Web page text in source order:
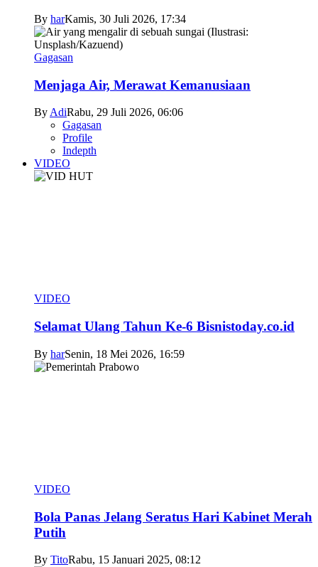
By harKamis, 30 Juli 2026, 17:34
Gagasan
Menjaga Air, Merawat Kemanusiaan
ByAdiRabu, 29 Juli 2026, 06:06
Gagasan
Profile
Indepth
VIDEO
VIDEO
Selamat Ulang Tahun Ke-6 Bisnistoday.co.id
By harSenin, 18 Mei 2026, 16:59
VIDEO
Bola Panas Jelang Seratus Hari Kabinet Merah
Putih
By TitoRabu, 15 Januari 2025, 08:12